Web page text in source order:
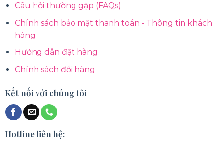
Câu hỏi thường gặp (FAQs)
Chính sách bảo mật thanh toán - Thông tin khách
hàng
Hướng dẫn đặt hàng
Chính sách đổi hàng
Kết nối với chúng tôi
Hotline liên hệ: